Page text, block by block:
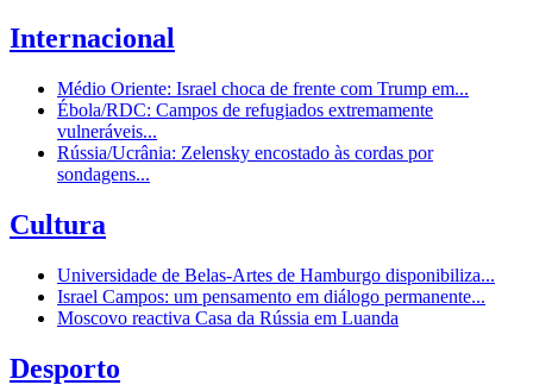
Internacional
Médio Oriente: Israel choca de frente com Trump em...
Ébola/RDC: Campos de refugiados extremamente
vulneráveis...
Rússia/Ucrânia: Zelensky encostado às cordas por
sondagens...
Cultura
Universidade de Belas-Artes de Hamburgo disponibiliza...
Israel Campos: um pensamento em diálogo permanente...
Moscovo reactiva Casa da Rússia em Luanda
Desporto